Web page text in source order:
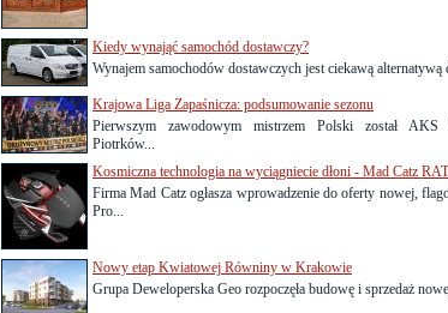
Kiedy wynająć samochód dostawczy?
Wynajem samochodów dostawczych jest ciekawą alternatywą
Krajowa Liga Zapaśnicza: podsumowanie sezonu
Pierwszym zawodowym mistrzem Polski został AKS
Piotrków...
Kosmiczna technologia na wyciągniecie dłoni - Mad Catz
Firma Mad Catz ogłasza wprowadzenie do oferty nowej,
Pro...
Nowy etap Kwiatowej Równiny w Krakowie
Grupa Deweloperska Geo rozpoczęła budowę i sprzedaż